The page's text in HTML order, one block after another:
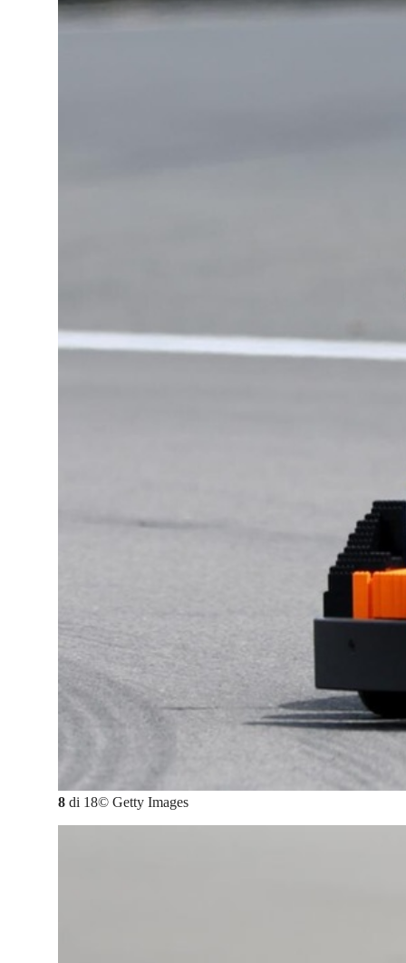
8 di 18© Getty Images